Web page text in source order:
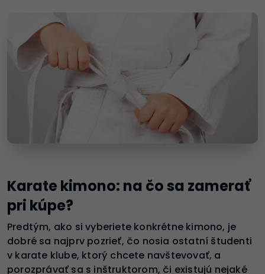
Karate kimono: na čo sa zamerať
pri kúpe?
Predtým, ako si vyberiete konkrétne kimono, je
dobré sa najprv pozrieť, čo nosia ostatní študenti
v karate klube, ktorý chcete navštevovať, a
porozprávať sa s inštruktorom, či existujú nejaké